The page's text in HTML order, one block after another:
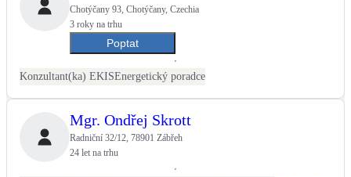
Chotýčany 93, Chotýčany, Czechia
3 roky na trhu
Poptat
Konzultant(ka) EKISEnergetický poradce
Mgr. Ondřej Skrott
Radniční 32/12, 78901 Zábřeh
24 let na trhu